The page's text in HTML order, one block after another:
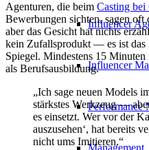
Influencer
Influencer
Performance
Management
Agenturen, die beim Casting
Bewerbungen sichten, sagen
aber das Gesicht hat nichts
kein Zufallsprodukt — es ist das
Spiegel. Mindestens 15
als Berufsausbildung.
„Ich sage neuen Models
stärkstes Werkzeug —
es einsetzt. Wer vor der
auszusehen‘, hat bereits
nicht ums Imitieren.“